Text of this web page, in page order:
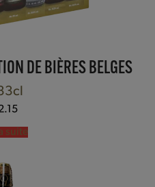
DE BIÈRES BELGES
suite